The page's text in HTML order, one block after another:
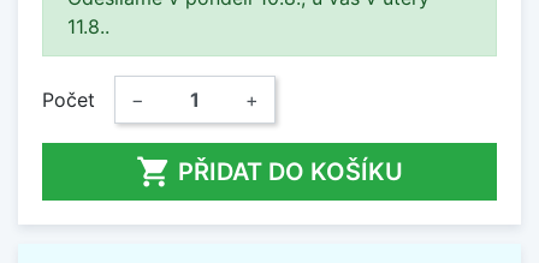
11.8..
Počet − +
 PŘIDAT DO KOŠÍKU